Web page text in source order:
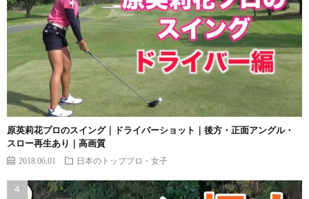
原英莉花プロのスイング｜ドライバーショット｜後方・正面アングル・
スロー再生あり｜高画質
2018.06.01 日本のトッププロ・女子